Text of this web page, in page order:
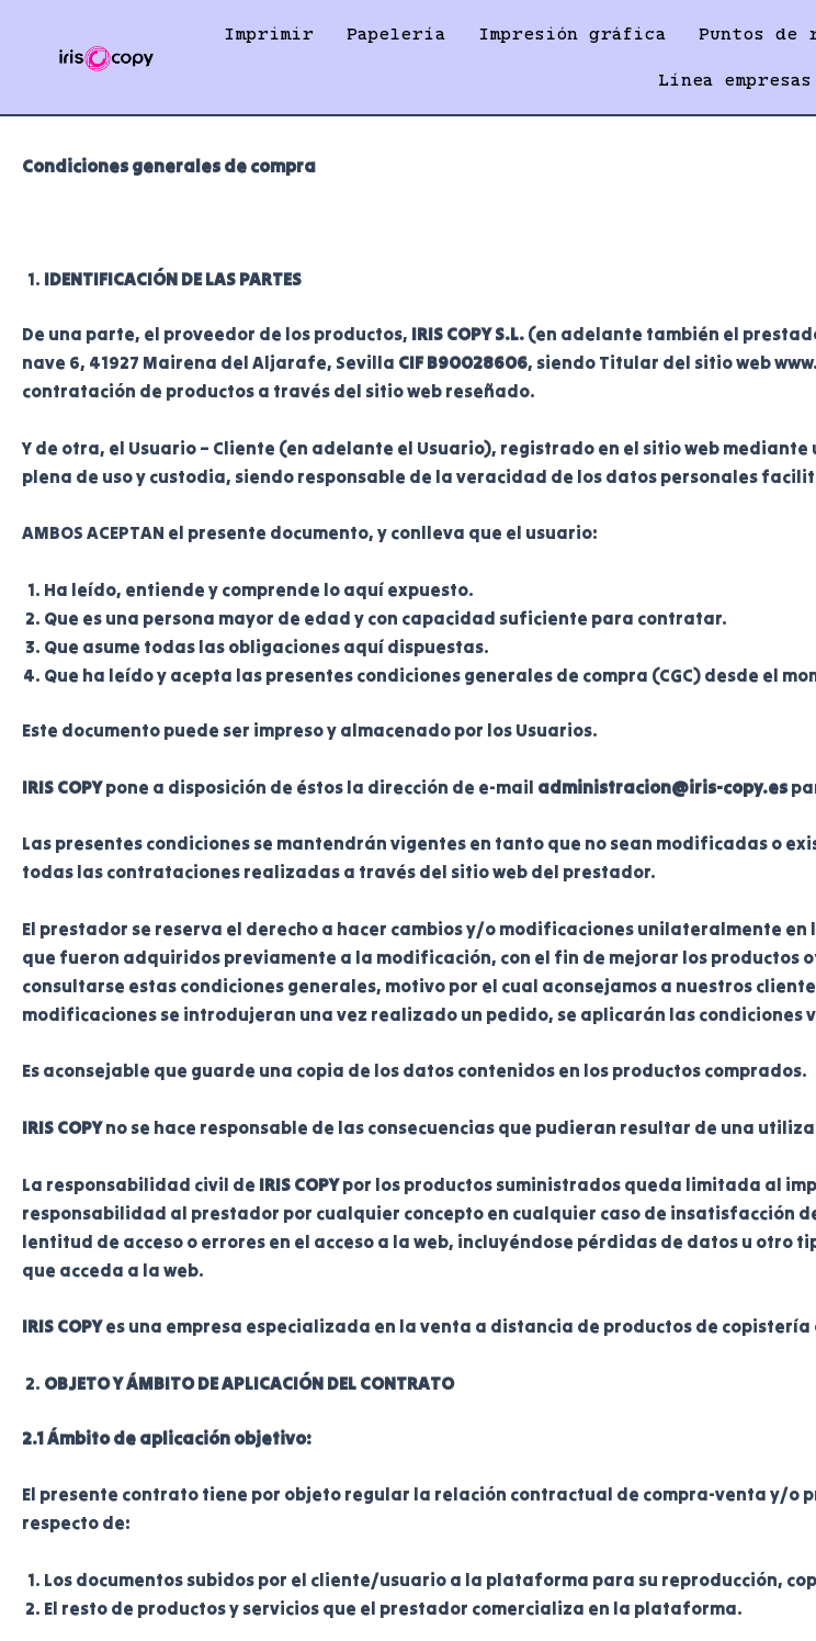
contenido
Imprimir Papelería Impresión gráfica Puntos de
Línea empresas
Condiciones generales de compra
IDENTIFICACIÓN DE LAS PARTES
De una parte, el proveedor de los productos, IRIS COPY S.L. (en adelante también el
nave 6, 41927 Mairena del Aljarafe, Sevilla CIF B90028606, siendo Titular del sitio web
contratación de productos a través del sitio web reseñado.
Y de otra, el Usuario – Cliente (en adelante el Usuario), registrado en el sitio web
plena de uso y custodia, siendo responsable de la veracidad de los datos personales
AMBOS ACEPTAN el presente documento, y conlleva que el usuario:
Ha leído, entiende y comprende lo aquí expuesto.
Que es una persona mayor de edad y con capacidad suficiente para contratar.
Que asume todas las obligaciones aquí dispuestas.
Que ha leído y acepta las presentes condiciones generales de compra (CGC) desde el
Este documento puede ser impreso y almacenado por los Usuarios.
IRIS COPYpone a disposición de éstos la dirección de e-mail administracion@iris-copy.es
Las presentes condiciones se mantendrán vigentes en tanto que no sean modificadas o
todas las contrataciones realizadas a través del sitio web del prestador.
El prestador se reserva el derecho a hacer cambios y/o modificaciones unilateralmente en
que fueron adquiridos previamente a la modificación, con el fin de mejorar los productos
consultarse estas condiciones generales, motivo por el cual aconsejamos a nuestros
modificaciones se introdujeran una vez realizado un pedido, se aplicarán las condiciones
Es aconsejable que guarde una copia de los datos contenidos en los productos comprados.
IRIS COPYno se hace responsable de las consecuencias que pudieran resultar de una
La responsabilidad civil de IRIS COPYpor los productos suministrados queda limitada al
responsabilidad al prestador por cualquier concepto en cualquier caso de insatisfacción
lentitud de acceso o errores en el acceso a la web, incluyéndose pérdidas de datos u
que acceda a la web.
IRIS COPYes una empresa especializada en la venta a distancia de productos de
OBJETO Y ÁMBITO DE APLICACIÓN DEL CONTRATO
2.1 Ámbito de aplicación objetivo:
El presente contrato tiene por objeto regular la relación contractual de compra-venta y/
respecto de:
Los documentos subidos por el cliente/usuario a la plataforma para su reproducción,
El resto de productos y servicios que el prestador comercializa en la plataforma.